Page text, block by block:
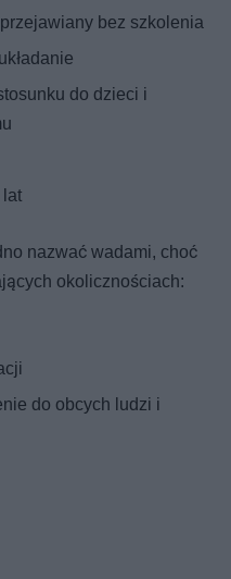
bez szkolenia
do dzieci i
lat
nazwać wadami, choć
okolicznościach:
do obcych ludzi i